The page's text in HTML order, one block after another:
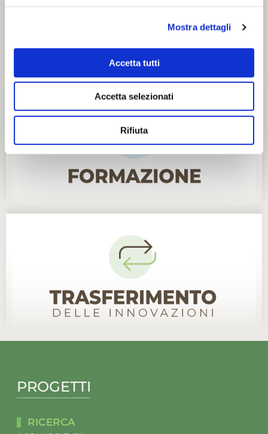
Mostra dettagli
Accetta tutti
Accetta selezionati
Rifiuta
PROGETTI
RICERCA